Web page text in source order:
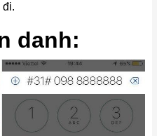
đi.
danh: